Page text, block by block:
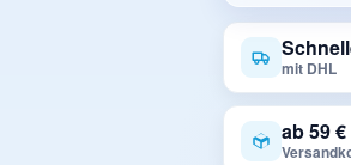
mit DHL
ab 59 €